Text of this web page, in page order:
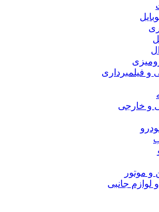
و فیلمبرداری
و خارجی
موتور
لوازم جانبی